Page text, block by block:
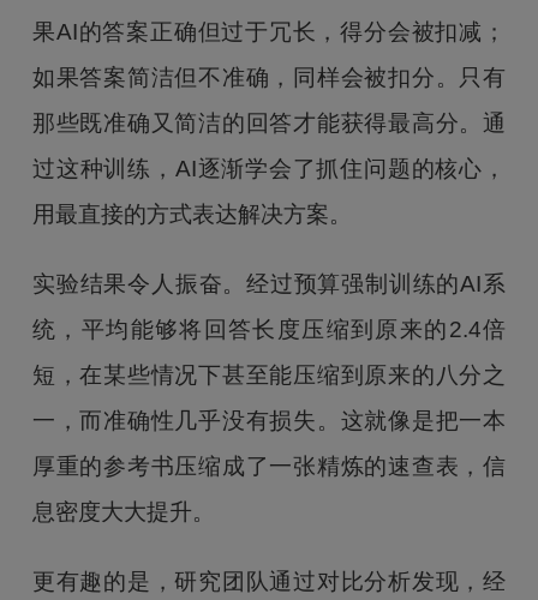
果AI的答案正确但过于冗长，得分会被扣减；
如果答案简洁但不准确，同样会被扣分。只有
那些既准确又简洁的回答才能获得最高分。通
过这种训练，AI逐渐学会了抓住问题的核心，
用最直接的方式表达解决方案。
实验结果令人振奋。经过预算强制训练的AI系
统，平均能够将回答长度压缩到原来的2.4倍
短，在某些情况下甚至能压缩到原来的八分之
一，而准确性几乎没有损失。这就像是把一本
厚重的参考书压缩成了一张精炼的速查表，信
息密度大大提升。
更有趣的是，研究团队通过对比分析发现，经